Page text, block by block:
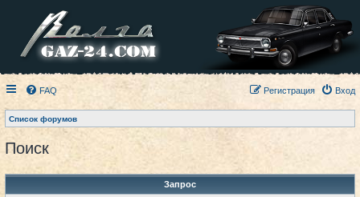
FAQ Вход
Регистрация
Список форумов
Поиск
Запрос